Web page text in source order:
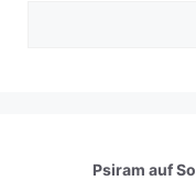
Psiram auf